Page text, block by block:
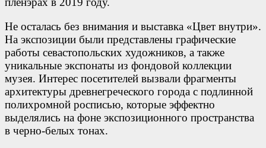
Не осталась без внимания и выставка «Цвет внутри».
На экспозиции были представлены графические
работы севастопольских художников, а также
уникальные экспонаты из фондовой коллекции
музея. Интерес посетителей вызвали фрагменты
архитектуры древнегреческого города с подлинной
полихромной росписью, которые эффектно
выделялись на фоне экспозиционного пространства
в черно-белых тонах.